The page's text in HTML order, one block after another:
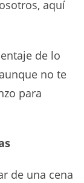
aquí
de lo
no te
para
de una cena